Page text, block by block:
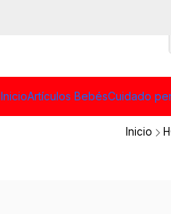
InicioArtículos BebésCuidado
Inicio